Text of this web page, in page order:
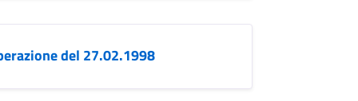
del 27.02.1998